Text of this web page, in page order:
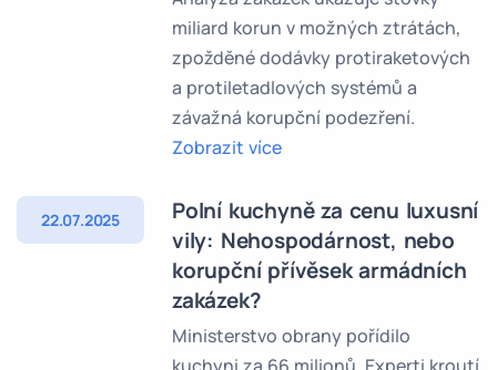
miliard korun v možných ztrátách,
zpožděné dodávky protiraketových
a protiletadlových systémů a
závažná korupční podezření.
Zobrazit více
22.07.2025
Polní kuchyně za cenu luxusní
vily: Nehospodárnost, nebo
korupční přívěsek armádních
zakázek?
Ministerstvo obrany pořídilo